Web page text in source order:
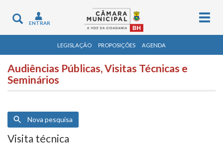
Toggle
navigation
ENTRAR
LEGISLAÇÃO PROPOSIÇÕES AGENDA
Audiências Públicas, Visitas Técnicas e
Seminários
Nova pesquisa
Visita técnica